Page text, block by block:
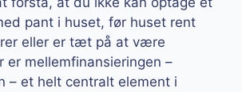
pant i huset, før huset rent
eller er tæt på at være
mellemfinansieringen –
– et helt centralt element i